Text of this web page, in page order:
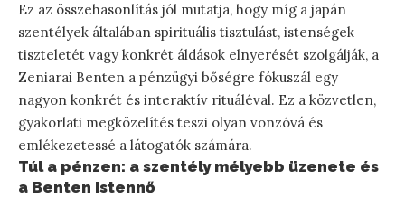
Ez az összehasonlítás jól mutatja, hogy míg a japán
szentélyek általában spirituális tisztulást, istenségek
tiszteletét vagy konkrét áldások elnyerését szolgálják, a
Zeniarai Benten a pénzügyi bőségre fókuszál egy
nagyon konkrét és interaktív rituáléval. Ez a közvetlen,
gyakorlati megközelítés teszi olyan vonzóvá és
emlékezetessé a látogatók számára.
Túl a pénzen: a szentély mélyebb üzenete és
a Benten istennő